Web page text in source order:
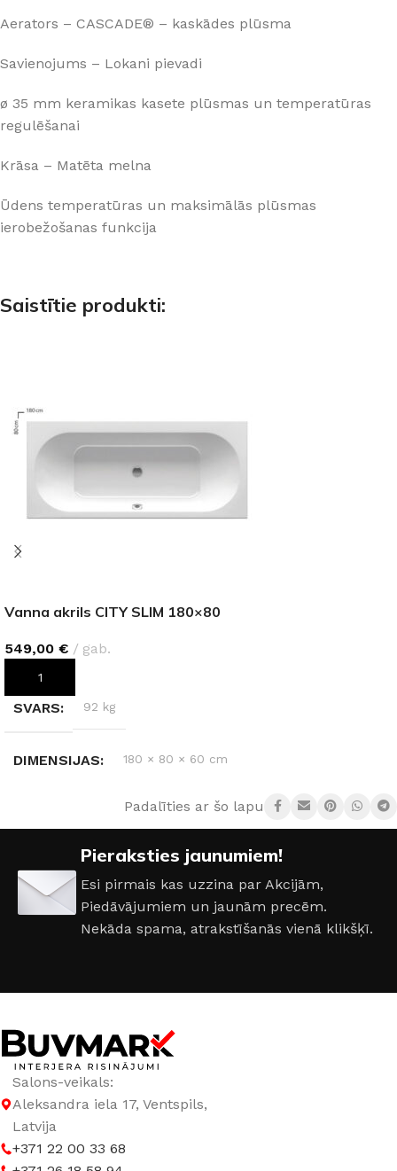
Aerators – CASCADE® – kaskādes plūsma
Savienojums – Lokani pievadi
ø 35 mm keramikas kasete plūsmas un temperatūras
regulēšanai
Krāsa – Matēta melna
Ūdens temperatūras un maksimālās plūsmas
ierobežošanas funkcija
Saistītie produkti:
Vanna akrils CITY SLIM 180×80
549,00 € gab.
PIEVIENOT GROZAM
SVARS 92 kg
DIMENSIJAS 180 × 80 × 60 cm
Akrils
Padalīties ar šo lapu:
Pieraksties jaunumiem!
Esi pirmais kas uzzina par Akcijām,
Piedāvājumiem un jaunām precēm.
Nekāda spama, atrakstīšanās vienā klikšķī.
Salons-veikals:
Aleksandra iela 17, Ventspils,
Latvija
+371 22 00 33 68